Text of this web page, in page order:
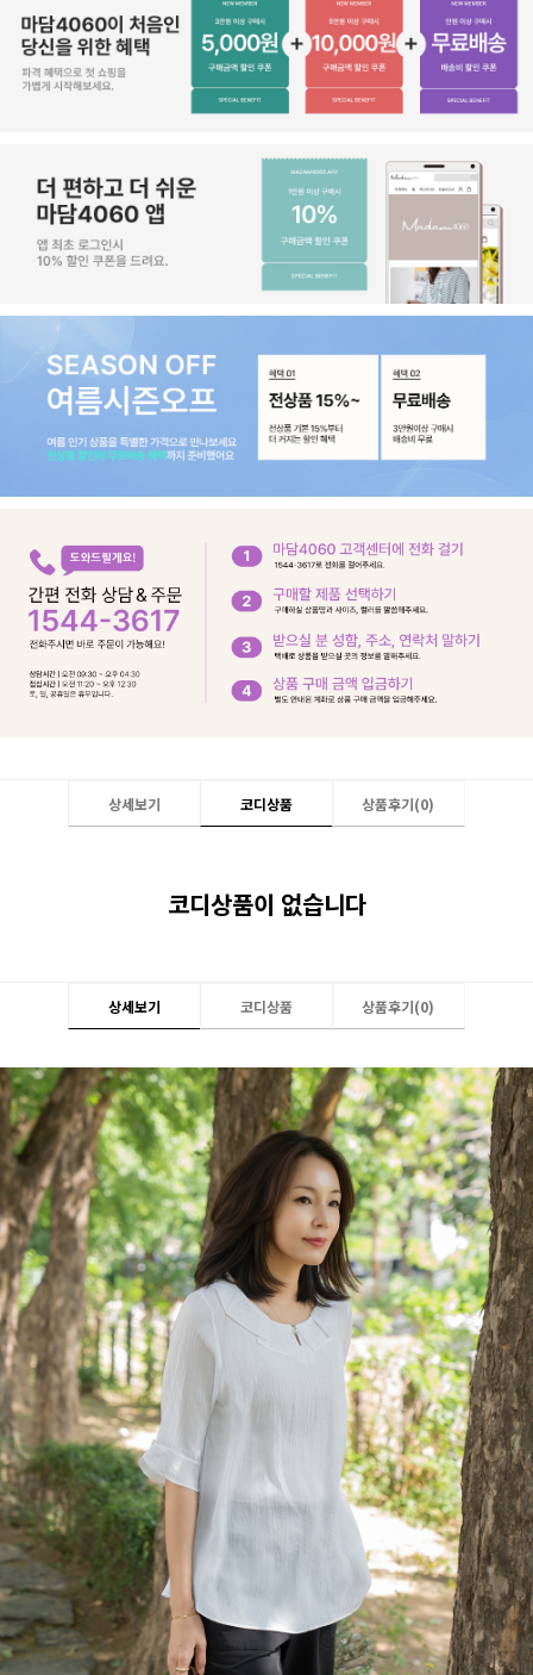
상세보기 코디상품 상품후기(0)
코디상품이 없습니다
상세보기 코디상품 상품후기(0)